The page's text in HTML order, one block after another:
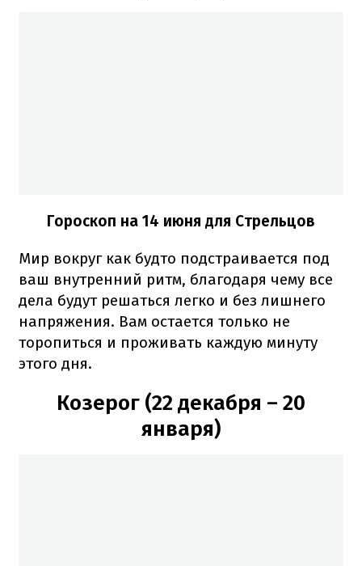
Гороскоп на 14 июня для Стрельцов
Мир вокруг как будто подстраивается под
ваш внутренний ритм, благодаря чему все
дела будут решаться легко и без лишнего
напряжения. Вам остается только не
торопиться и проживать каждую минуту
этого дня.
Козерог (22 декабря – 20
января)